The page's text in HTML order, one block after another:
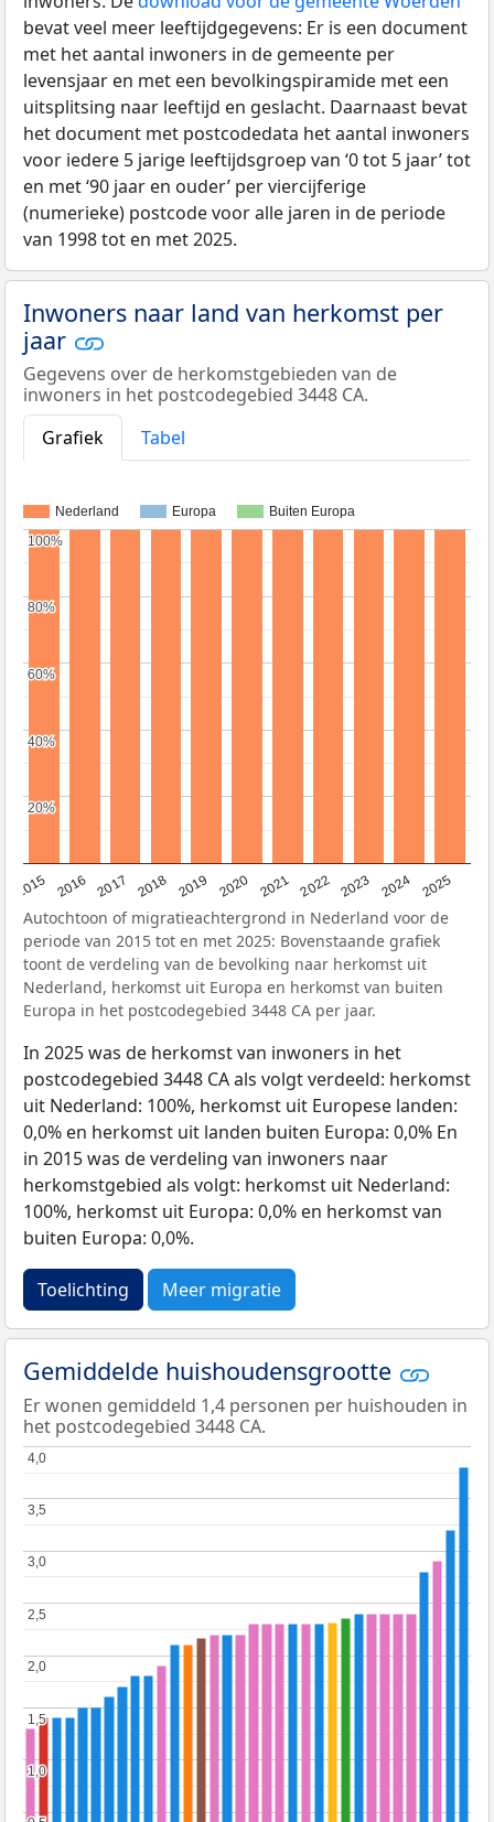
bevat veel meer leeftijdgegevens: Er is een document
met het aantal inwoners in de gemeente per
levensjaar en met een bevolkingspiramide met een
uitsplitsing naar leeftijd en geslacht. Daarnaast bevat
het document met postcodedata het aantal inwoners
voor iedere 5 jarige leeftijdsgroep van ‘0 tot 5 jaar’ tot
en met ‘90 jaar en ouder’ per viercijferige
(numerieke) postcode voor alle jaren in de periode
van 1998 tot en met 2025.
Inwoners naar land van herkomst per
jaar
Gegevens over de herkomstgebieden van de
inwoners in het postcodegebied 3448 CA.
Grafiek
Tabel
Nederland Europa Buiten Europa
2015 2016 2017 2018 2019 2020 2021 2022 2023 2024 2025
20%
20%
40%
40%
60%
60%
80%
80%
100%
100%
Autochtoon of migratieachtergrond in Nederland voor de
periode van 2015 tot en met 2025: Bovenstaande grafiek
toont de verdeling van de bevolking naar herkomst uit
Nederland, herkomst uit Europa en herkomst van buiten
Europa in het postcodegebied 3448 CA per jaar.
In 2025 was de herkomst van inwoners in het
postcodegebied 3448 CA als volgt verdeeld: herkomst
uit Nederland: 100%, herkomst uit Europese landen:
0,0% en herkomst uit landen buiten Europa: 0,0% En
in 2015 was de verdeling van inwoners naar
herkomstgebied als volgt: herkomst uit Nederland:
100%, herkomst uit Europa: 0,0% en herkomst van
buiten Europa: 0,0%.
Toelichting Meer migratie
Gemiddelde huishoudensgrootte
Er wonen gemiddeld 1,4 personen per huishouden in
het postcodegebied 3448 CA.
1,0
1,0
1,5
1,5
2,0
2,0
2,5
2,5
3,0
3,0
3,5
3,5
4,0
4,0